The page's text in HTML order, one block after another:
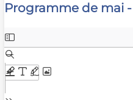
Programme de mai